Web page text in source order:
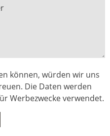
können, würden wir uns
Die Daten werden
Werbezwecke verwendet.